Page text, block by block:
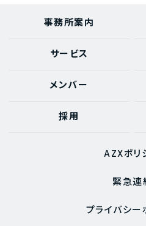
事務所案内
サービス
メンバー
採用
AZXポリ
緊急連
プライバシー